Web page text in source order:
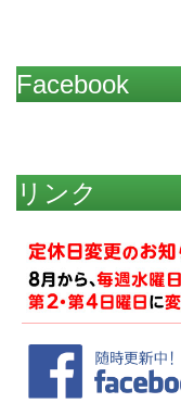
Facebook
リンク